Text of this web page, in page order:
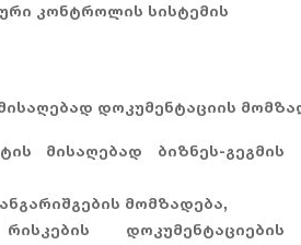
კონტროლის სისტემის
დოკუმენტაციის
მისაღებად ბიზნეს-გეგმის
მომზადება,
დოკუმენტაციების